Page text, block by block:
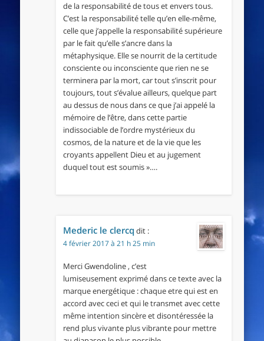
de la responsabilité de tous et envers tous.
C’est la responsabilité telle qu’en elle-même,
celle que j’appelle la responsabilité supérieure
par le fait qu’elle s’ancre dans la
métaphysique. Elle se nourrit de la certitude
consciente ou inconsciente que rien ne se
terminera par la mort, car tout s’inscrit pour
toujours, tout s’évalue ailleurs, quelque part
au dessus de nous dans ce que j’ai appelé la
mémoire de l’être, dans cette partie
indissociable de l’ordre mystérieux du
cosmos, de la nature et de la vie que les
croyants appellent Dieu et au jugement
duquel tout est soumis »….
Mederic le clercqdit :
4 février 2017 à 21 h 25 min
Merci Gwendoline , c’est
lumiseusement exprimé dans ce texte avec la
marque energétique : chaque etre qui est en
accord avec ceci et qui le transmet avec cette
même intention sincère et disontéressée la
rend plus vivante plus vibrante pour mettre